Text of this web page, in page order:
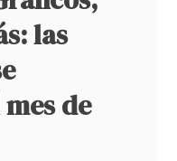
las
de